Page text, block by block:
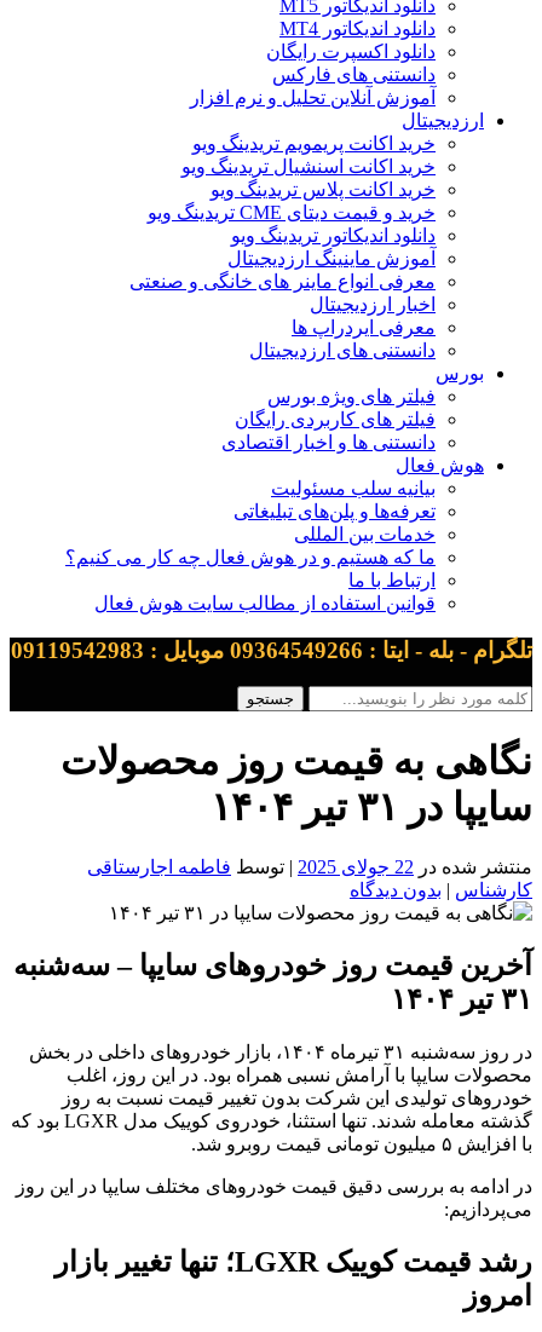
دانلود اندیکاتور MT5
دانلود اندیکاتور MT4
دانلود اکسپرت رایگان
دانستنی های فارکس
آموزش آنلاین تحلیل و نرم افزار
ارزدیجیتال
خرید اکانت پریمویم تریدینگ ویو
خرید اکانت اسنشیال تریدینگ ویو
خرید اکانت پلاس تریدینگ ویو
خرید و قیمت دیتای CME تریدینگ ویو
دانلود اندیکاتور تریدینگ ویو
آموزش ماینینگ ارزدیجیتال
معرفی انواع ماینر های خانگی و صنعتی
اخبار ارزدیجیتال
معرفی ایردراپ ها
دانستنی های ارزدیجیتال
بورس
فیلتر های ویژه بورس
فیلتر های کاربردی رایگان
دانستنی ها و اخبار اقتصادی
هوش فعال
بیانیه سلب مسئولیت
تعرفه‌ها و پلن‌های تبلیغاتی
خدمات بین المللی
ما که هستیم و در هوش فعال چه کار می کنیم؟
ارتباط با ما
قوانین استفاده از مطالب سایت هوش فعال
تلگرام - بله - ایتا : 09364549266 موبایل : 09119542983
نگاهی به قیمت روز محصولات
سایپا در ۳۱ تیر ۱۴۰۴
منتشر شده در 22 جولای 2025 | توسط فاطمه اجارستاقی
کارشناس | بدون دیدگاه
آخرین قیمت روز خودروهای سایپا – سه‌شنبه
۳۱ تیر ۱۴۰۴
در روز سه‌شنبه ۳۱ تیرماه ۱۴۰۴، بازار خودروهای داخلی در بخش
محصولات سایپا با آرامش نسبی همراه بود. در این روز، اغلب
خودروهای تولیدی این شرکت بدون تغییر قیمت نسبت به روز
گذشته معامله شدند. تنها استثنا، خودروی کوییک مدل LGXR بود که
با افزایش ۵ میلیون تومانی قیمت روبرو شد.
در ادامه به بررسی دقیق قیمت‌ خودروهای مختلف سایپا در این روز
می‌پردازیم:
رشد قیمت کوییک LGXR؛ تنها تغییر بازار
امروز